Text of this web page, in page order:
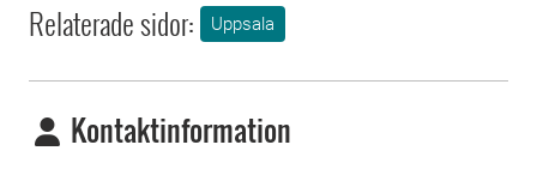
Relaterade sidor: Uppsala
Kontaktinformation